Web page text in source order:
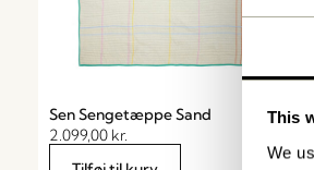
This
We
Sen Sengetæppe Sand
2.099,00 kr.